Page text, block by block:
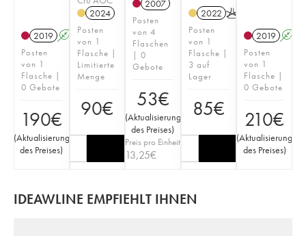
2019 A S
Posten
von 1
Flasche |
0 Gebote
190€
(Aktualisierung
des Preises)
2024
Posten
von 1
Flasche |
Limitierte
Menge
90€
2007
Posten
von 4
Flaschen
| 0
Gebote
53€
(Aktualisierung
des Preises)
Preis pro Einheit
13,25€
2022 K
Posten
von 1
Flasche |
3 auf
Lager
85€
2019 A
Posten
von 1
Flasche |
0 Gebote
210€
(Aktualisierung
des Preises)
IDEAWLINE EMPFIEHLT IHNEN